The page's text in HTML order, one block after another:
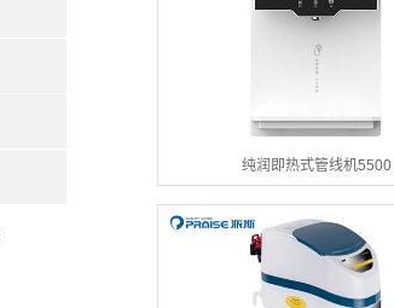
纯润即热式管线机5500